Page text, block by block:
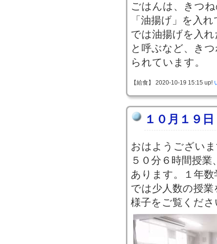
ごはんは、きつ
「油揚げ」を入
では油揚げを入
と呼ぶなど、き
られています。
【給食】 2020-10-19 15:15 up!
１０月１９
おはようござい
５０分６時間授
あります。１年
では少人数の授
様子をご覧くださ